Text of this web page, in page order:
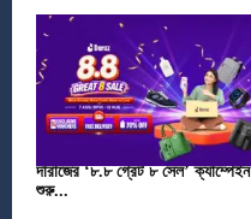
দারাজের ‘৮.৮ গ্রেট ৮ সেল’ ক্যাম্পেইন
শুরু...